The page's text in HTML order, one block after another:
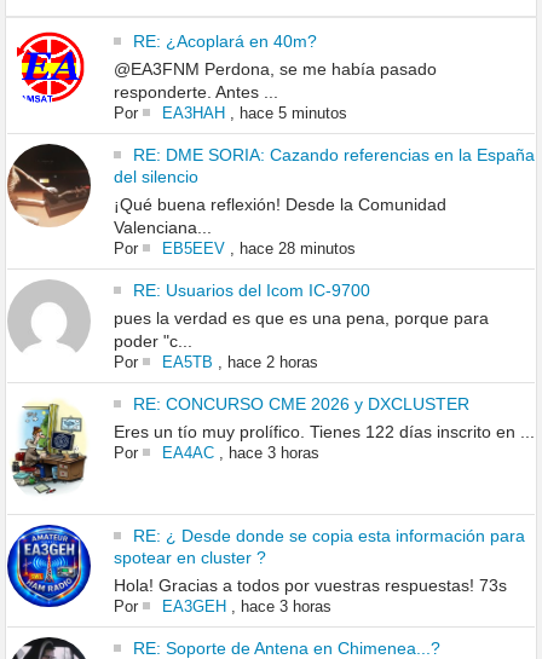
RE: ¿Acoplará en 40m?
@EA3FNM Perdona, se me había pasado
responderte. Antes ...
Por EA3HAH, hace 5 minutos
RE: DME SORIA: Cazando referencias en la España
del silencio
¡Qué buena reflexión! Desde la Comunidad
Valenciana...
Por EB5EEV, hace 28 minutos
RE: Usuarios del Icom IC-9700
pues la verdad es que es una pena, porque para
poder "c...
Por EA5TB hace 2 horas
RE: CONCURSO CME 2026 y DXCLUSTER
Eres un tío muy prolífico. Tienes 122 días inscrito en ...
Por EA4AC, hace 3 horas
RE: ¿ Desde donde se copia esta información para
spotear en cluster ?
Hola! Gracias a todos por vuestras respuestas! 73s
Por EA3GEH, hace 3 horas
RE: Soporte de Antena en Chimenea...?